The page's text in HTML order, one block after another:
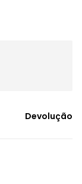
Devolução